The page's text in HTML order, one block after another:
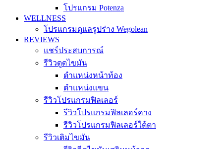
โปรแกรม Potenza
WELLNESS
โปรแกรมดูแลรูปร่าง Wegolean
REVIEWS
แชร์ประสบการณ์
รีวิวดูดไขมัน
ตำแหน่งหน้าท้อง
ตำแหน่งแขน
รีวิวโปรแกรมฟิลเลอร์
รีวิวโปรแกรมฟิลเลอร์คาง
รีวิวโปรแกรมฟิลเลอร์ใต้ตา
รีวิวเติมไขมัน